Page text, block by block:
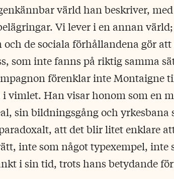
värld han beskriver,
Vi lever i en annan
de sociala förhållandena gör
som inte fanns på riktig samma
förenklar inte Montaigne
vimlet. Han visar honom som en
sin bildningsgång och yrkesbana
att det blir litet enklare
inte som något typexempel, inte
i sin tid, trots hans betydande